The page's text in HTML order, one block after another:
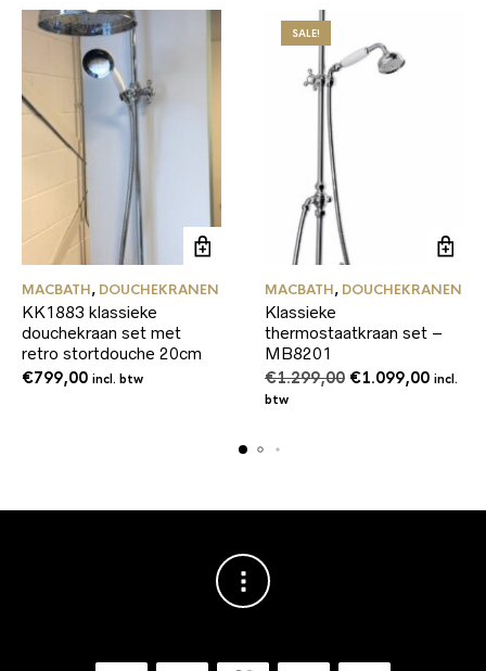
MACBATH, DOUCHEKRANEN
KK1883 klassieke
douchekraan set met
retro stortdouche 20cm
€799,00 incl. btw
SALE!
MACBATH, DOUCHEKRANEN
Klassieke
thermostaatkraan set –
MB8201
€1.299,00 Oorspronkelijke
€1.099,00 incl.
btw